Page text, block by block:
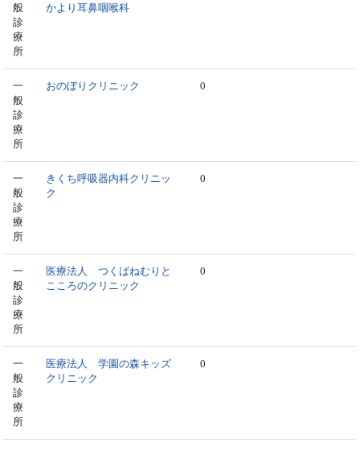
般
診
療
所
かより耳鼻咽喉科
一
般
診
療
所
おのぼりクリニック 0
一
般
診
療
所
きくち呼吸器内科クリニッ
ク
0
一
般
診
療
所
医療法人 つくばねむりと
こころのクリニック
0
一
般
診
療
所
医療法人 学園の森キッズ
クリニック
0